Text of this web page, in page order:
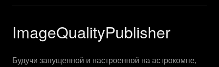
ImageQualityPublisher
Будучи запущенной и настроенной на астрокомпе,